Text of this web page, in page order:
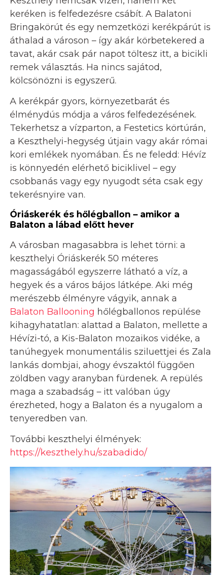
keréken is felfedezésre csábít. A Balatoni
Bringakörút és egy nemzetközi kerékpárút is
áthalad a városon – így akár körbetekered a
tavat, akár csak pár napot töltesz itt, a bicikli
remek választás. Ha nincs sajátod,
kölcsönözni is egyszerű.
A kerékpár gyors, környezetbarát és
élménydús módja a város felfedezésének.
Tekerhetsz a vízparton, a Festetics körtúrán,
a Keszthelyi-hegység útjain vagy akár római
kori emlékek nyomában. És ne feledd: Hévíz
is könnyedén elérhető biciklivel – egy
csobbanás vagy egy nyugodt séta csak egy
tekerésnyire van.
Óriáskerék és hőlégballon – amikor a
Balaton a lábad előtt hever
A városban magasabbra is lehet törni: a
keszthelyi Óriáskerék 50 méteres
magasságából egyszerre látható a víz, a
hegyek és a város bájos látképe. Aki még
merészebb élményre vágyik, annak a
Balaton Ballooning hőlégballonos repülése
kihagyhatatlan: alattad a Balaton, mellette a
Hévízi-tó, a Kis-Balaton mozaikos vidéke, a
tanúhegyek monumentális sziluettjei és Zala
lankás dombjai, ahogy évszaktól függően
zöldben vagy aranyban fürdenek. A repülés
maga a szabadság – itt valóban úgy
érezheted, hogy a Balaton és a nyugalom a
tenyeredben van.
További keszthelyi élmények:
https://keszthely.hu/szabadido/